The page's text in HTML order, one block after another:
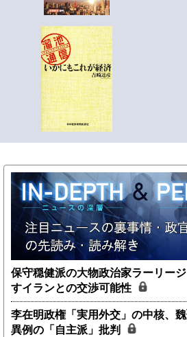
保守穏健派の大物政治家ラーリー
すイランとの交渉可能性
李在明政権「実用外交」の中核、
異例の「自主派」批判